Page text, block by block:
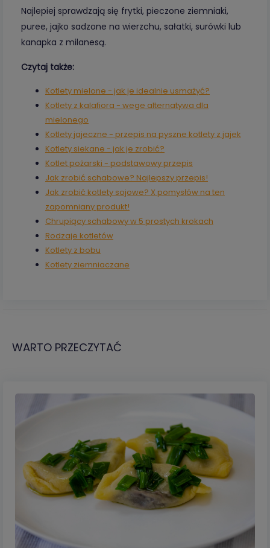
Najlepiej sprawdzają się frytki, pieczone ziemniaki,
puree, jajko sadzone na wierzchu, sałatki, surówki lub
kanapka z milanesą.
Czytaj także:
Kotlety mielone - jak je idealnie usmażyć?
Kotlety z kalafiora - wege alternatywa dla
mielonego
Kotlety jajeczne - przepis na pyszne kotlety z jajek
Kotlety siekane - jak je zrobić?
Kotlet pożarski - podstawowy przepis
Jak zrobić schabowe? Najlepszy przepis!
Jak zrobić kotlety sojowe? X pomysłów na ten
zapomniany produkt!
Chrupiący schabowy w 5 prostych krokach
Rodzaje kotletów
Kotlety z bobu
Kotlety ziemniaczane
WARTO PRZECZYTAĆ